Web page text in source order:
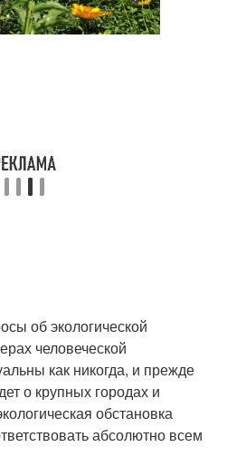
об экологической
человеческой
как никогда, и прежде
о крупных городах и
обстановка
абсолютно всем